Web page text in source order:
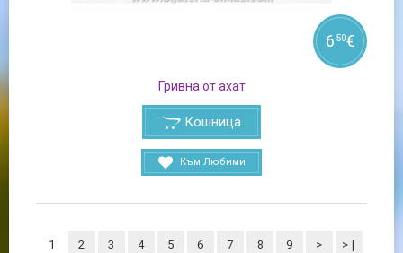
Гривна от ахат
6 50€
Кошница
Към Любими
1 2 3 4 5 6 7 8 9 > >|